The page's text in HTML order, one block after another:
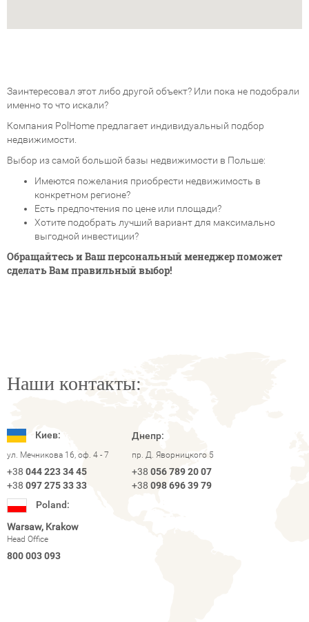
Заинтересовал этот либо другой объект? Или пока не подобрали
именно то что искали?
Компания PolHome предлагает индивидуальный подбор
недвижимости.
Выбор из самой большой базы недвижимости в Польше:
Имеются пожелания приобрести недвижимость в
конкретном регионе?
Есть предпочтения по цене или площади?
Хотите подобрать лучший вариант для максимально
выгодной инвестиции?
Обращайтесь и Ваш персональный менеджер поможет
сделать Вам правильный выбор!
Наши контакты:
Киев:
ул. Мечникова 16, оф. 4 - 7
+38 044 223 34 45
+38 097 275 33 33
Днепр:
пр. Д. Яворницкого 5
+38 056 789 20 07
+38 098 696 39 79
Poland:
Warsaw, Krakow
Head Office
800 003 093